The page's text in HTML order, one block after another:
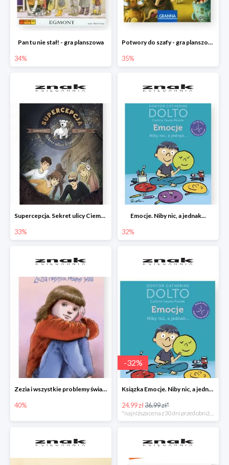
Pan tu nie stał! - gra planszowa
34%
Potwory do szafy - gra planszowa
35%
Supercepcja. Sekret ulicy Ciemnej
33%
Emocje. Niby nic, a jednak...
32%
Zezia i wszystkie problemy świata
40%
-32%
Ksiązka Emocje. Niby nic, a jednak... -32%
24.99 zł36.99 zł*
*najniższa cena z 30 dni przed obniżką